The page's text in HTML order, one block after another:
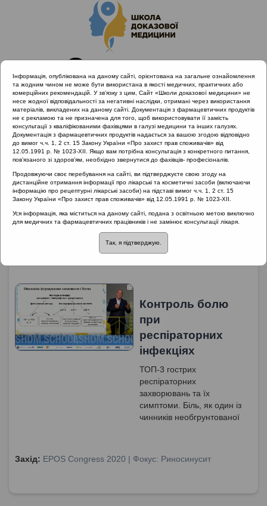
Головна Проведені заходи :: Гострі риносинусити
Проведені заходи::Гострі
риносинусити
Гострі риносинусити
Контроль болю
при
респіраторних
інфекціях
ТОП-3 гострих
респіраторних
захворювань та їх
симптоми. Біль, як один із
чинників необгрунтованої
Механізм дії
Захід: EPOS Congress 2020 | Фокус: Риносинусит
Інформація, опублікована на даному сайті, орієнтована на загальне ознайомлення
та жодним чином не може бути використана в якості медичних, практичних або
комерційних рекомендацій. У зв’язку з цим, Сайт «Школи доказової медицини» не
несе жодної відповідальності за негативні наслідки, отримані через використання
матеріалів, викладених на даному сайті. Документація з фармацевтичних продуктів
не є рекламою та не призначена для того, щоб використовувати її замість
консультації з кваліфікованими фахівцями в галузі медицини та інших галузях.
Документація з фармацевтичних продуктів надається за вашою згодою відповідно
до вимог ч.ч. 1, 2 ст. 15 Закону України «Про захист прав споживачів» від
12.05.1991 р. № 1023-XII. Якщо вам потрібна консультація з конкретного питання,
пов’язаного зі здоров’ям, необхідно звернутися до фахівців- професіоналів.
Продовжуючи своє перебування на сайті, ви підтверджуєте свою згоду на
дистанційне отримання інформації про лікарські та косметичні засоби (включаючи
інформацію про рецептурні лікарські засоби) на підставі вимог ч.ч. 1, 2 ст. 15
Закону України «Про захист прав споживачів» від 12.05.1991 р. № 1023-XII.
Уся інформація, яка міститься на даному сайті, подана з освітньою метою виключно
для медичних та фармацевтичних працівників і не замінює консультації лікаря.
Так, я підтверджую.